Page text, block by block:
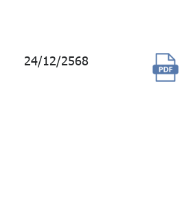
24/12/2568